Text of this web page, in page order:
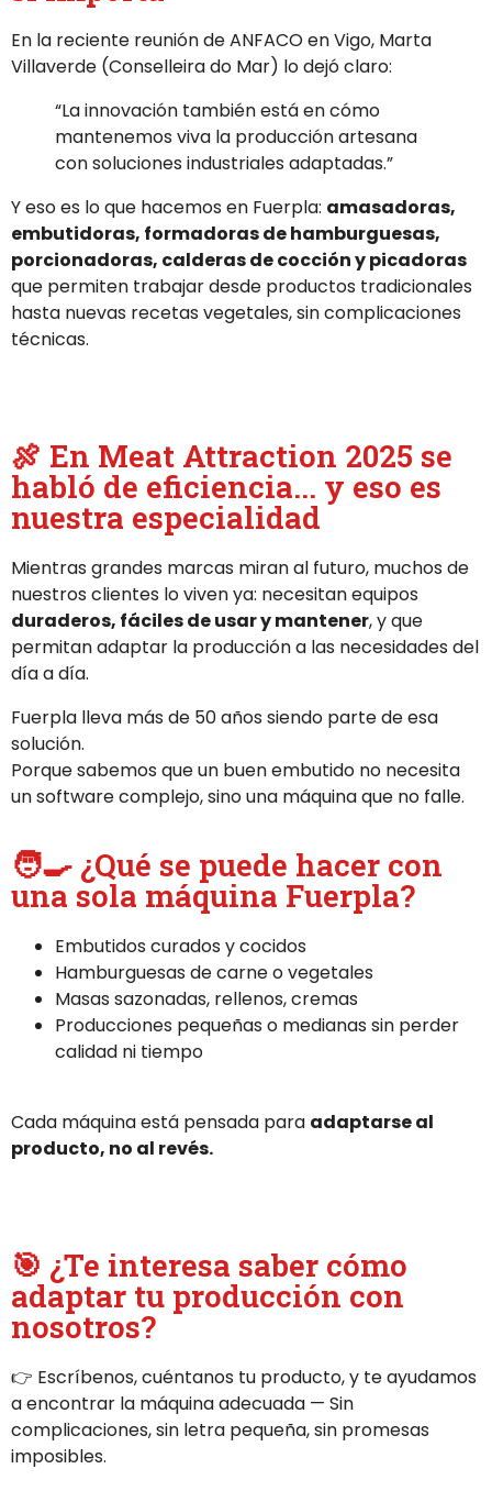
En la reciente reunión de ANFACO en Vigo, Marta
Villaverde (Conselleira do Mar) lo dejó claro:
“La innovación también está en cómo
mantenemos viva la producción artesana
con soluciones industriales adaptadas.”
Y eso es lo que hacemos en Fuerpla: amasadoras,
embutidoras, formadoras de hamburguesas,
porcionadoras, calderas de cocción y picadoras
que permiten trabajar desde productos tradicionales
hasta nuevas recetas vegetales, sin complicaciones
técnicas.
🍖 En Meat Attraction 2025 se
habló de eficiencia... y eso es
nuestra especialidad
Mientras grandes marcas miran al futuro, muchos de
nuestros clientes lo viven ya: necesitan equipos
duraderos, fáciles de usar y mantener, y que
permitan adaptar la producción a las necesidades del
día a día.
Fuerpla lleva más de 50 años siendo parte de esa
solución.
Porque sabemos que un buen embutido no necesita
un software complejo, sino una máquina que no falle.
🧑‍🍳 ¿Qué se puede hacer con
una sola máquina Fuerpla?
Embutidos curados y cocidos
Hamburguesas de carne o vegetales
Masas sazonadas, rellenos, cremas
Producciones pequeñas o medianas sin perder
calidad ni tiempo
Cada máquina está pensada para adaptarse al
producto, no al revés.
🎯 ¿Te interesa saber cómo
adaptar tu producción con
nosotros?
👉 Escríbenos, cuéntanos tu producto, y te ayudamos
a encontrar la máquina adecuada — Sin
complicaciones, sin letra pequeña, sin promesas
imposibles.